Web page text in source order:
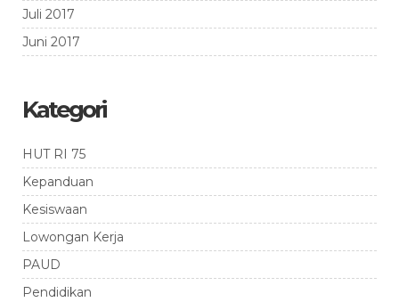
Juli 2017
Juni 2017
Kategori
HUT RI 75
Kepanduan
Kesiswaan
Lowongan Kerja
PAUD
Pendidikan